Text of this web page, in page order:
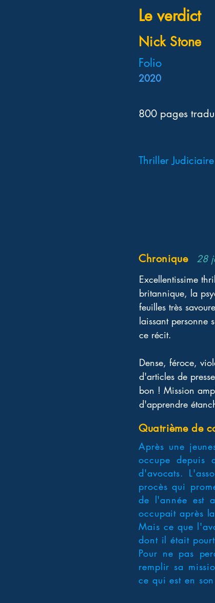
Le verdict
Nick Stone
Folio
2020
800 pages
Thriller Judiciaire
Chronique
28
Excellentissime
britannique, la
feuilles très
laissant personne
ce récit.
Dense, féroce,
d'articles de
bon ! Mission
d'apprendre
Quatrième de
Après une
occupe depuis
d'avocats.
procès qui
de l'année est
occupait après
Mais ce que
dont il était
Pour ne pas
remplir sa
ce qui est en